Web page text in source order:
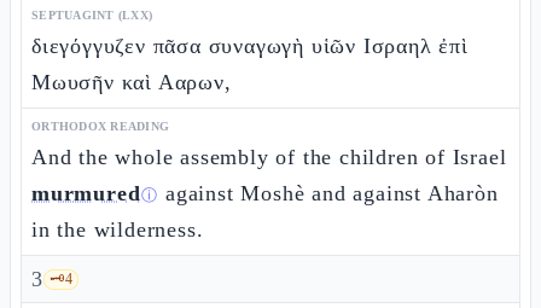
SEPTUAGINT (LXX)
διεγόγγυζεν πᾶσα συναγωγὴ υἱῶν Ισραηλ ἐπὶ
Μωυσῆν καὶ Ααρων,
ORTHODOX READING
And the whole assembly of the children of Israel
murmuredⓘ against Moshè and against Aharòn
in the wilderness.
3 🗝️4